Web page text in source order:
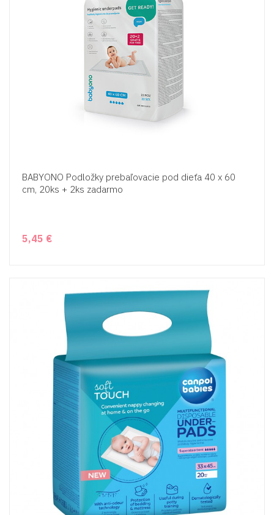
BABYONO Podložky prebaľovacie pod dieťa 40 x 60
cm, 20ks + 2ks zadarmo
5,45 €